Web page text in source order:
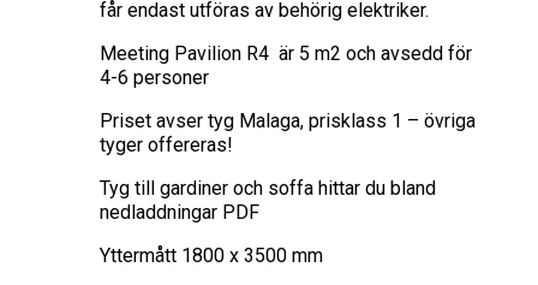
får endast utföras av behörig elektriker.
Meeting Pavilion R4 är 5 m2 och avsedd för
4-6 personer
Priset avser tyg Malaga, prisklass 1 – övriga
tyger offereras!
Tyg till gardiner och soffa hittar du bland
nedladdningar PDF
Yttermått 1800 x 3500 mm